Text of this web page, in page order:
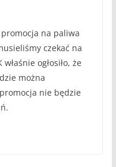
na paliwa
czekać na
ogłosiło, że
można
nie będzie